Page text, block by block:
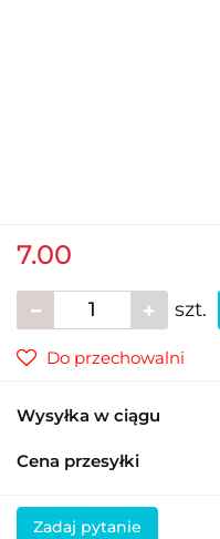
7.00
szt.
Do przechowalni
Wysyłka w ciągu
Cena przesyłki
Zadaj pytanie